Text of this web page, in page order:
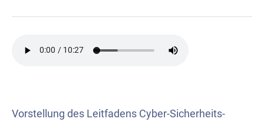
Vorstellung des Leitfadens Cyber-Sicherheits-